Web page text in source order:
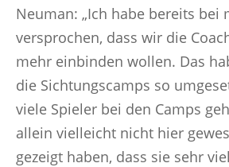
Neuman: „Ich habe bereits bei
versprochen, dass wir die
mehr einbinden wollen. Das
die Sichtungscamps so
viele Spieler bei den Camps
allein vielleicht nicht hier
gezeigt haben, dass sie sehr